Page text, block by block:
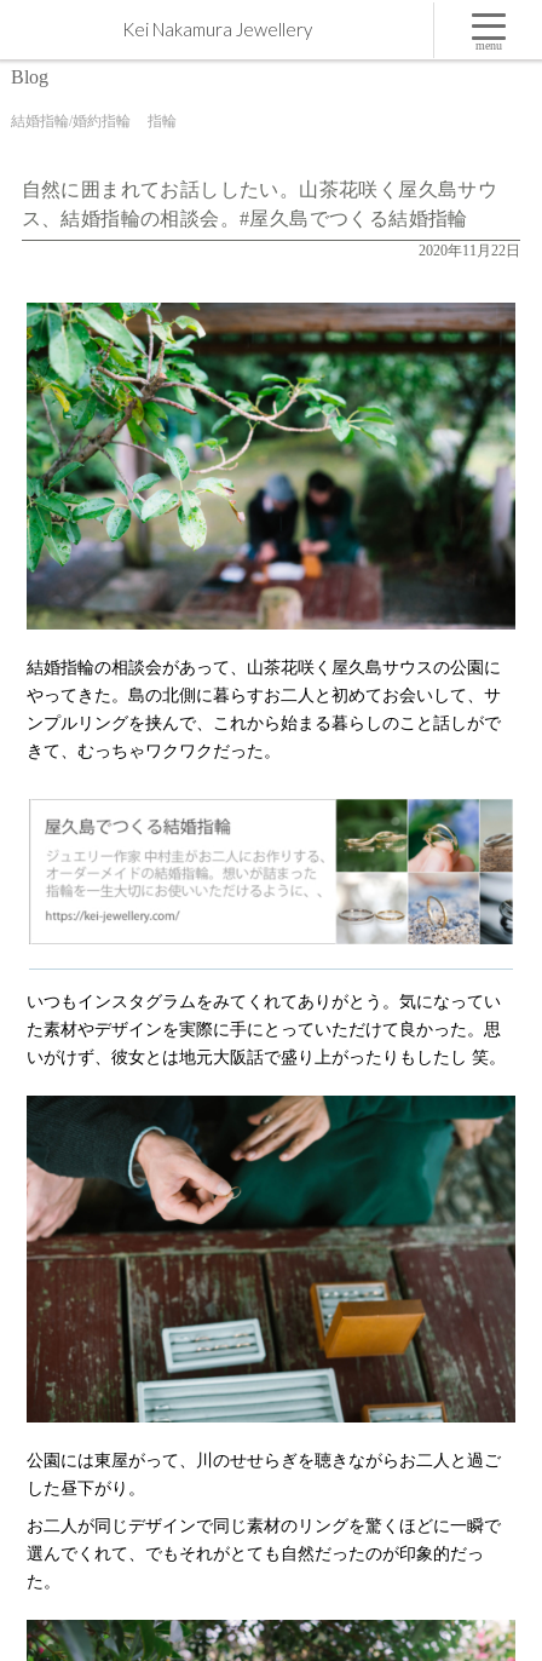
自然に囲まれてお話ししたい。山茶花咲く屋久島サウス、結婚指輪の相談会。#屋久島でつくる
結婚指輪 | 屋久島,ジュエリー,オーダーメイドのマリッジリング（結婚・婚約指輪）制作 | Kei
Kei Nakamura Jewellery
Blog
結婚指輪/婚約指輪 指輪
自然に囲まれてお話ししたい。山茶花咲く屋久島サウ
ス、結婚指輪の相談会。#屋久島でつくる結婚指輪
2020年11月22日
結婚指輪の相談会があって、山茶花咲く屋久島サウスの公園に
やってきた。島の北側に暮らすお二人と初めてお会いして、サ
ンプルリングを挟んで、これから始まる暮らしのこと話しがで
きて、むっちゃワクワクだった。
いつもインスタグラムをみてくれてありがとう。気になってい
た素材やデザインを実際に手にとっていただけて良かった。思
いがけず、彼女とは地元大阪話で盛り上がったりもしたし 笑。
公園には東屋がって、川のせせらぎを聴きながらお二人と過ご
した昼下がり。
お二人が同じデザインで同じ素材のリングを驚くほどに一瞬で
選んでくれて、でもそれがとても自然だったのが印象的だっ
た。
menu